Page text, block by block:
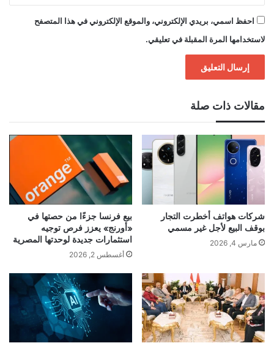
احفظ اسمي، بريدي الإلكتروني، والموقع الإلكتروني في هذا المتصفح
لاستخدامها المرة المقبلة في تعليقي.
مقالات ذات صلة
شركات هواتف أخطرت التجار
بوقف البيع لأجل غير مسمي
مارس 4, 2026
بيع فرنسا جزءًا من حصتها في
«أورنج» يعزز فرص توجيه
استثمارات جديدة لوحدتها المصرية
أغسطس 2, 2026